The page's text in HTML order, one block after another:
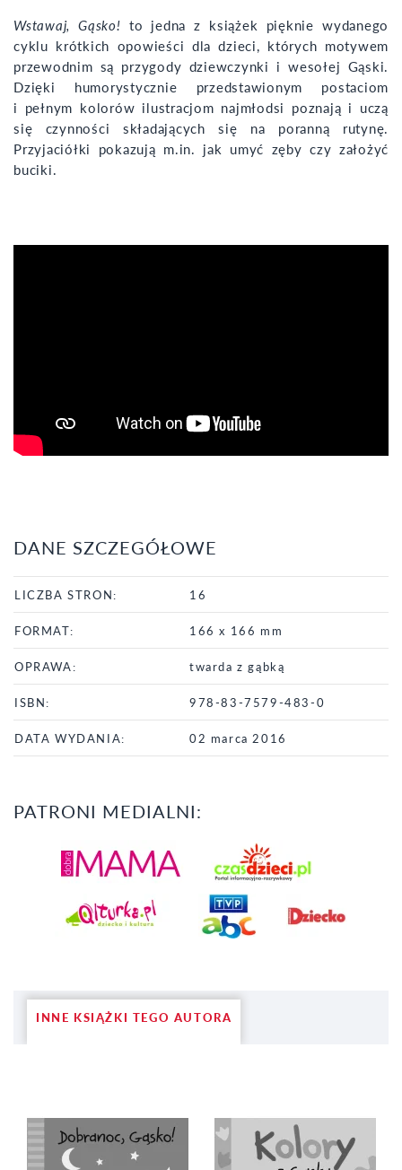
Wstawaj, Gąsko! to jedna z książek pięknie wydanego
cyklu krótkich opowieści dla dzieci, których motywem
przewodnim są przygody dziewczynki i wesołej Gąski.
Dzięki humorystycznie przedstawionym postaciom
i pełnym kolorów ilustracjom najmłodsi poznają i uczą
się czynności składających się na poranną rutynę.
Przyjaciółki pokazują m.in. jak umyć zęby czy założyć
buciki.
DANE SZCZEGÓŁOWE
LICZBA STRON: 16
FORMAT: 166 x 166 mm
OPRAWA: twarda z gąbką
ISBN: 978-83-7579-483-0
DATA WYDANIA: 02 marca 2016
PATRONI MEDIALNI:
INNE KSIĄŻKI TEGO AUTORA